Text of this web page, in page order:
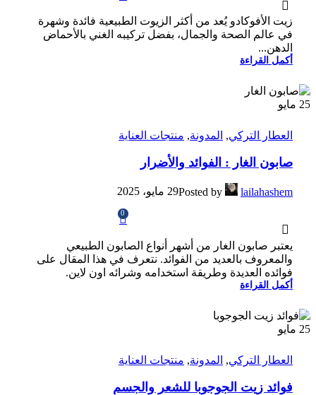
زيت الأفوكادو يُعد من أكثر الزيوت الطبيعية فائدة وشهرة
في عالم الصحة والجمال، بفضل تركيبه الغني بالأحماض
الدهن...
أكمل القراءة
25 مايو
العطار التركي, المدونة, منتجات العناية
صابون الغار : الفوائد والأضرار
Posted by lailahashem 29 مايو، 2025
0
يعتبر صابون الغار من أشهر أنواع الصابون الطبيعي
والمعروف بالعديد من الفوائد. نتعرف في هذا المقال على
فوائده العديدة وطريقة استخدامه وشرائه اون لاين.
أكمل القراءة
25 مايو
العطار التركي, المدونة, منتجات العناية
فوائد زيت الجوجوبا للشعر والجسم